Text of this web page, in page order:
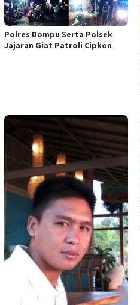
Polres Dompu Serta Polsek
Jajaran Giat Patroli Cipkon